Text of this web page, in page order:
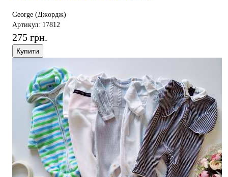
George (Джордж)
Артикул: 17812
275 грн.
Купити